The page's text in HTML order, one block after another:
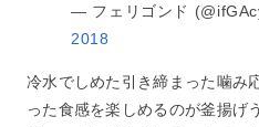
— フェリゴンド
2018
冷水でしめた引き締まった噛み
った食感を楽しめるのが釜揚げ